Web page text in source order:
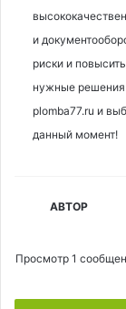
и
риски и
нужные решения
plomba77.ru и
данный момент!
АВТОР
Просмотр 1